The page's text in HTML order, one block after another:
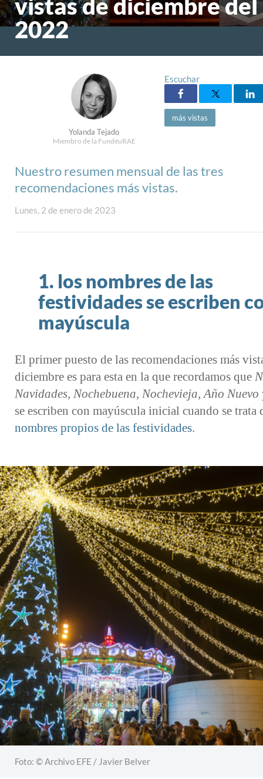
vistas de diciembre del
2022
Yolanda Tejado
Miembro de la FundéuRAE
Escuchar
más vistas
Nuestro resumen mensual de las tres
recomendaciones más vistas.
Lunes, 2 de enero de 2023
1. los nombres de las
festividades se escriben
mayúscula
El primer puesto de las recomendaciones más
diciembre es para esta en la que recordamos que
Navidades, Nochebuena, Nochevieja, Año Nuevo
se escriben con mayúscula inicial cuando se trata
nombres propios de las festividades.
Foto: © Archivo EFE / Javier Belver